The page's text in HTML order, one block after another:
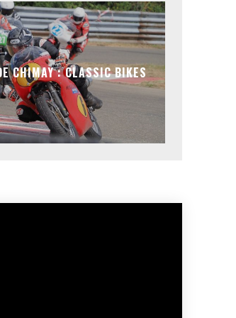
CHIMAY : CLASSIC BIKES